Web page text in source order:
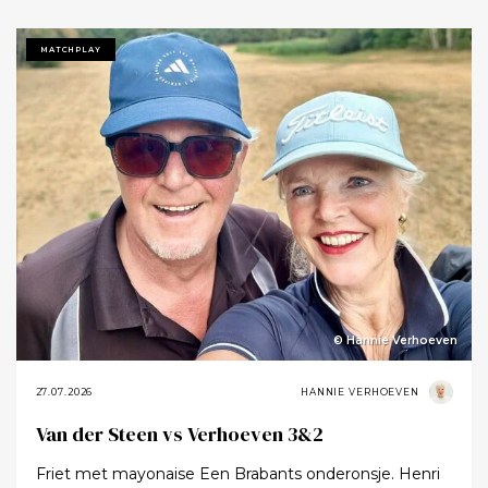
Tot ik uiteindelijk aankondigde dat ik het nu echt niet
meer ging zeggen.
MATCHPLAY
© Hannie Verhoeven
27.07.2026 HANNIE VERHOEVEN
Van der Steen vs Verhoeven 3&2
Friet met mayonaise Een Brabants onderonsje. Henri